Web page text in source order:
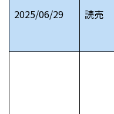
2025/06/29 読売